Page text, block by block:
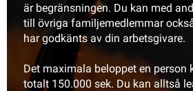
är begränsningen. Du kan med
till övriga familjemedlemmar
har godkänts av din arbetsgivare.
Det maximala beloppet en person
totalt 150.000 sek. Du kan alltså